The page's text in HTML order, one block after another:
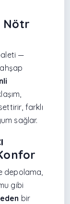
Nötr
—
farklı
sağlar.
depolama,
gibi
bir